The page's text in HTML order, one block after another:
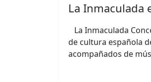
La Inmaculada
La Inmaculada
de cultura española
acompañados de